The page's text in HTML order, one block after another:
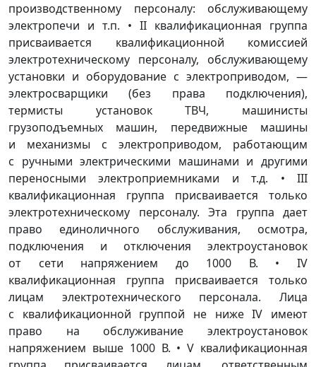
производственному персоналу: обслуживающему
электропечи и т.п. • II квалификационная группа
присваивается квалификационной комиссией
электротехническому персоналу, обслуживающему
установки и оборудование с электроприводом, —
электросварщики (без права подключения),
термисты установок ТВЧ, машинисты
грузоподъемных машин, передвижные машины
и механизмы с электроприводом, работающим
с ручными электрическими машинами и другими
переносными электроприемниками и т.д. • III
квалификационная группа присваивается только
электротехническому персоналу. Эта группа дает
право единоличного обслуживания, осмотра,
подключения и отключения электроустановок
от сети напряжением до 1000 В. • IV
квалификационная группа присваивается только
лицам электротехнического персонала. Лица
с квалификационной группой не ниже IV имеют
право на обслуживание электроустановок
напряжением выше 1000 В. • V квалификационная